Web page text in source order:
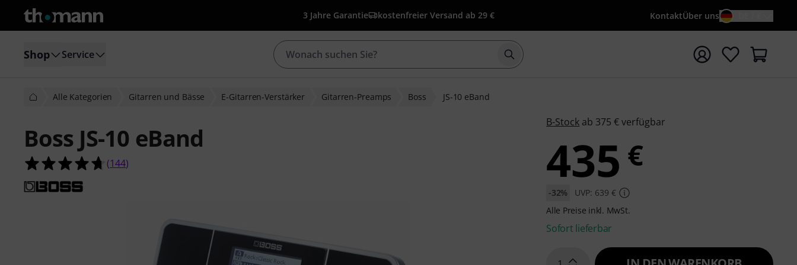
3 Jahre Garantie kostenfreier Versand ab 29 € KontaktÜber uns
Shop Service Suche mit Suchwort {searchTerm} starten
Alle Kategorien Gitarren und Bässe E-Gitarren-Verstärker Gitarren-Preamps Boss JS-10 eBand
Boss JS-10 eBand
4.7 von 5 Sternen aus 144 Kundenbewertungen
(144)
B-Stock ab 375 € verfügbar
435 €
-32%
UVP: 639 €
Alle Preise inkl. MwSt.
Sofort lieferbar